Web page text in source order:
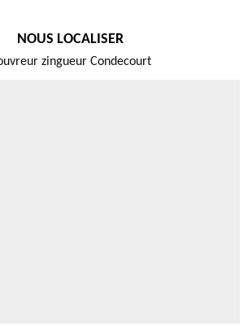
NOUS LOCALISER
zingueur Condecourt